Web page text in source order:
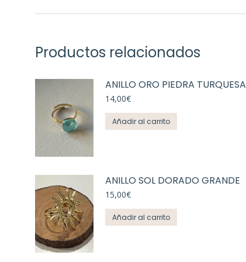
Productos relacionados
ANILLO ORO PIEDRA TURQUESA
14,00€
Añadir al carrito
ANILLO SOL DORADO GRANDE
15,00€
Añadir al carrito